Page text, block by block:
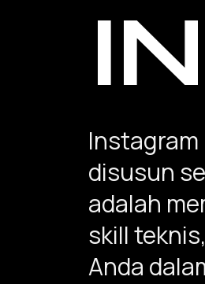
disusun
adalah
skill
Anda